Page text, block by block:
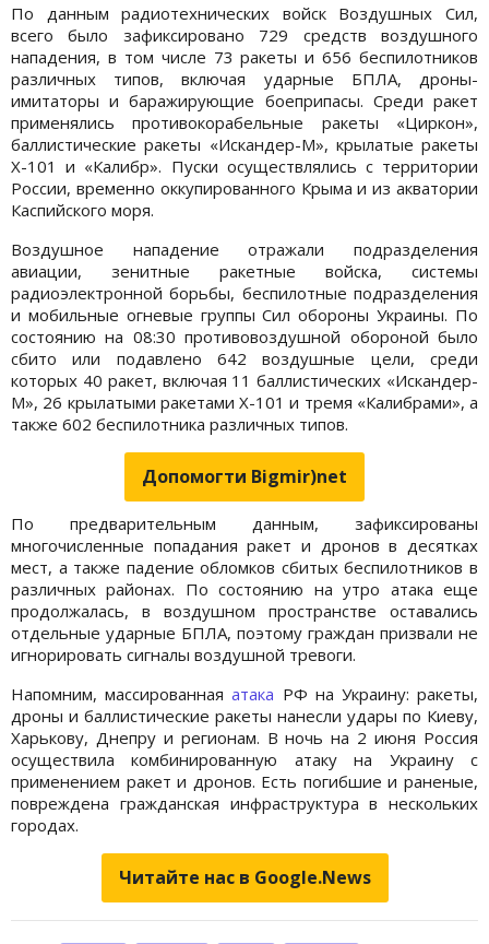
По данным радиотехнических войск Воздушных Сил,
всего было зафиксировано 729 средств воздушного
нападения, в том числе 73 ракеты и 656 беспилотников
различных типов, включая ударные БПЛА, дроны-
имитаторы и баражирующие боеприпасы. Среди ракет
применялись противокорабельные ракеты «Циркон»,
баллистические ракеты «Искандер-М», крылатые ракеты
Х-101 и «Калибр». Пуски осуществлялись с территории
России, временно оккупированного Крыма и из акватории
Каспийского моря.
Воздушное нападение отражали подразделения
авиации, зенитные ракетные войска, системы
радиоэлектронной борьбы, беспилотные подразделения
и мобильные огневые группы Сил обороны Украины. По
состоянию на 08:30 противовоздушной обороной было
сбито или подавлено 642 воздушные цели, среди
которых 40 ракет, включая 11 баллистических «Искандер-
М», 26 крылатыми ракетами Х-101 и тремя «Калибрами», а
также 602 беспилотника различных типов.
Допомогти Bigmir)net
По предварительным данным, зафиксированы
многочисленные попадания ракет и дронов в десятках
мест, а также падение обломков сбитых беспилотников в
различных районах. По состоянию на утро атака еще
продолжалась, в воздушном пространстве оставались
отдельные ударные БПЛА, поэтому граждан призвали не
игнорировать сигналы воздушной тревоги.
Напомним, массированнаяатака РФ на Украину: ракеты,
дроны и баллистические ракеты нанесли удары по Киеву,
Харькову, Днепру и регионам. В ночь на 2 июня Россия
осуществила комбинированную атаку на Украину с
применением ракет и дронов. Есть погибшие и раненые,
повреждена гражданская инфраструктура в нескольких
городах.
Читайте нас в Google.News